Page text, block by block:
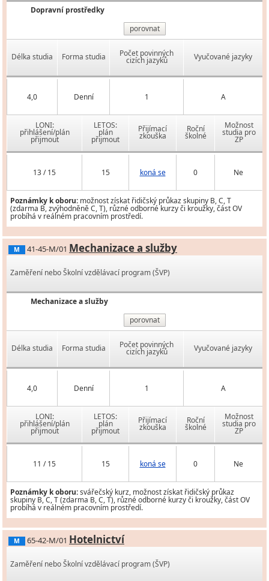
Dopravní prostředky
porovnat
Délka studia Forma studia Počet povinných
cizích jazyků Vyučované jazyky
4,0 Denní 1 A
LONI:
přihlášení/plán
přijmout
LETOS:
plán
přijmout
Přijímací
zkouška
Roční
školné
Možnost
studia pro
ZP
13 / 15 15 koná se 0 Ne
Poznámky k oboru: možnost získat řidičský průkaz skupiny B, C, T
(zdarma B, zvýhodněně C, T), různé odborné kurzy či kroužky, část OV
probíhá v reálném pracovním prostředí.
M 41-45-M/01 Mechanizace a služby
Zaměření nebo Školní vzdělávací program (ŠVP)
Mechanizace a služby
porovnat
Délka studia Forma studia Počet povinných
cizích jazyků Vyučované jazyky
4,0 Denní 1 A
LONI:
přihlášení/plán
přijmout
LETOS:
plán
přijmout
Přijímací
zkouška
Roční
školné
Možnost
studia pro
ZP
11 / 15 15 koná se 0 Ne
Poznámky k oboru:svářečský kurz, možnost získat řidičský průkaz
skupiny B, C, T (zdarma B, C, T), různé odborné kurzy či kroužky, část OV
probíhá v reálném pracovním prostředí.
M 65-42-M/01 Hotelnictví
Zaměření nebo Školní vzdělávací program (ŠVP)